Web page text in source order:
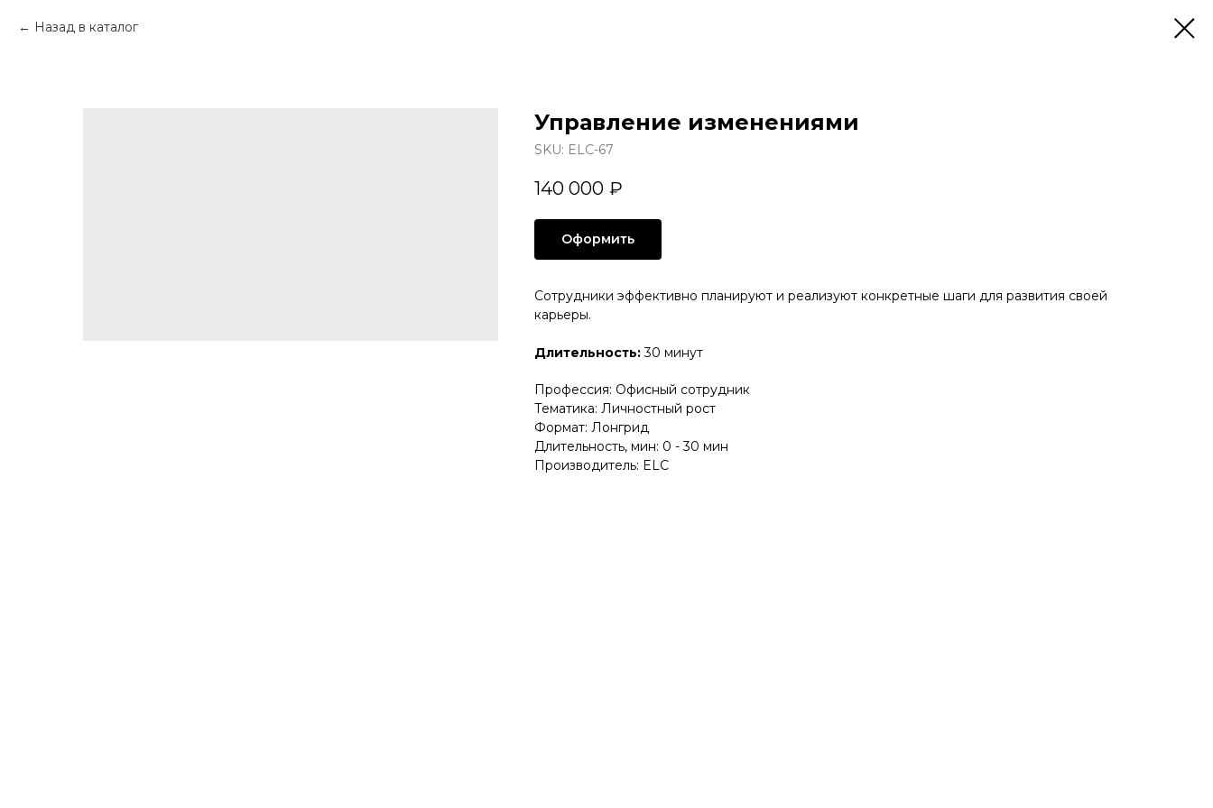
Назад в каталог
Управление изменениями
SKU: ELC-67
140 000 ₽
Оформить
Сотрудники эффективно планируют и реализуют конкретные шаги для развития своей
карьеры.
Длительность:30 минут
Профессия: Офисный сотрудник
Тематика: Личностный рост
Формат: Лонгрид
Длительность, мин: 0 - 30 мин
Производитель: ELC